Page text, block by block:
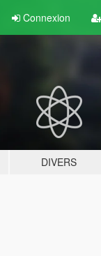
Connexion
DIVERS